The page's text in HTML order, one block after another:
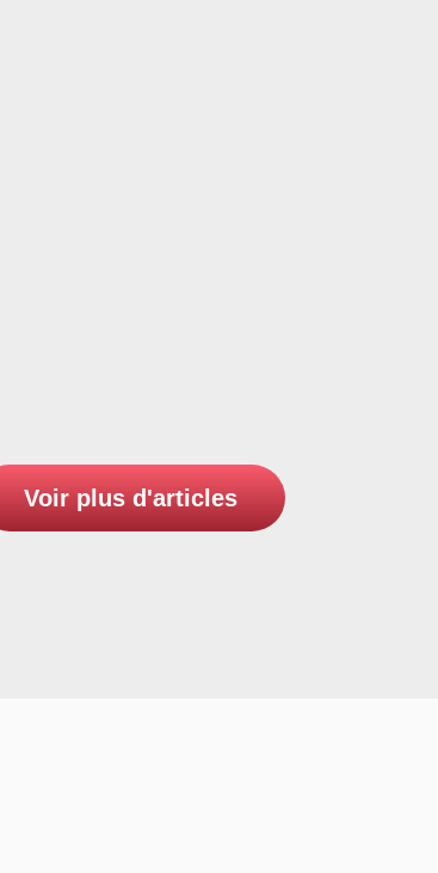
Voir plus d'articles